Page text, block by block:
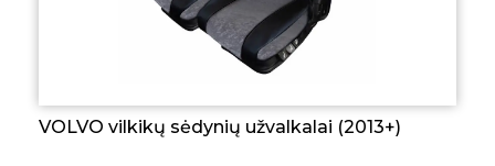
VOLVO vilkikų sėdynių užvalkalai (2013+)